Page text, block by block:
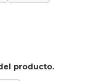
producto.